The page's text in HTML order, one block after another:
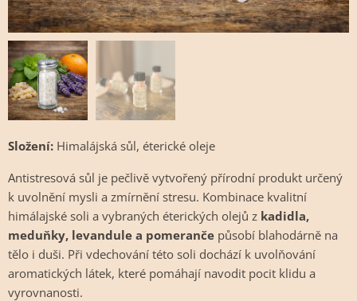
Složení: Himalájská sůl, éterické oleje
Antistresová sůl je pečlivě vytvořený přírodní produkt určený
k uvolnění mysli a zmírnění stresu. Kombinace kvalitní
himálajské soli a vybraných éterických olejů z kadidla,
meduňky, levandule a pomeranče působí blahodárně na
tělo i duši. Při vdechování této soli dochází k uvolňování
aromatických látek, které pomáhají navodit pocit klidu a
vyrovnanosti.